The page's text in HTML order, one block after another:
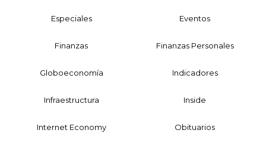
Especiales Eventos
Finanzas Finanzas Personales
Globoeconomía Indicadores
Infraestructura Inside
Internet Economy Obituarios